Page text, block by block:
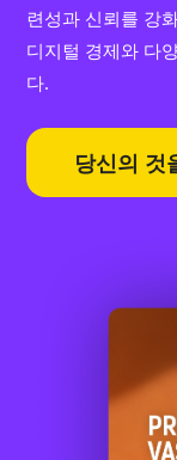
련성과 신뢰를 강
디지털 경제와 다
다.
당신의 것